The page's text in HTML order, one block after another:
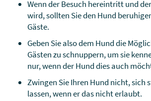
Wenn der Besuch hereintritt und
wird, sollten Sie den Hund
Gäste.
Geben Sie also dem Hund die
Gästen zu schnuppern, um sie
nur, wenn der Hund dies auch
Zwingen Sie Ihren Hund nicht, sich
lassen, wenn er das nicht erlaubt.